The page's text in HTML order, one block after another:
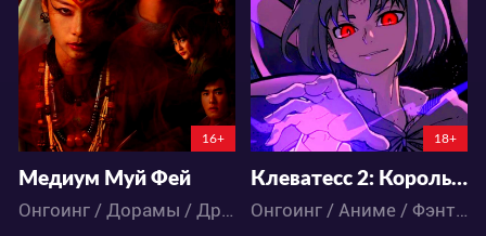
36 17
4:5:13:56
16+
Медиум Муй Фей
Онгоинг / Дорамы / Драма / Ужасы
36 32
3:9:9:56
18+
Клеватесс 2: Король демонических зверей и легенда о ложном герое
Онгоинг / Аниме / Фэнтези / Экшен